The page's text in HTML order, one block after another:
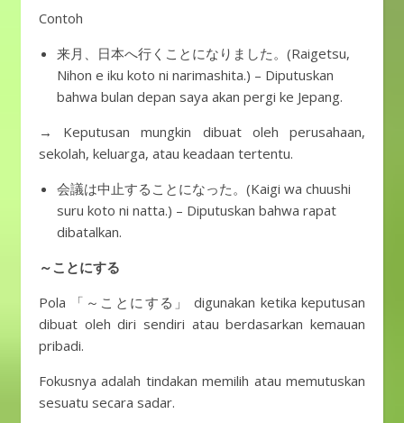
Contoh
来月、日本へ行くことになりました。(Raigetsu,
Nihon e iku koto ni narimashita.) – Diputuskan
bahwa bulan depan saya akan pergi ke Jepang.
→ Keputusan mungkin dibuat oleh perusahaan,
sekolah, keluarga, atau keadaan tertentu.
会議は中止することになった。(Kaigi wa chuushi
suru koto ni natta.) – Diputuskan bahwa rapat
dibatalkan.
～ことにする
Pola 「～ことにする」 digunakan ketika keputusan
dibuat oleh diri sendiri atau berdasarkan kemauan
pribadi.
Fokusnya adalah tindakan memilih atau memutuskan
sesuatu secara sadar.